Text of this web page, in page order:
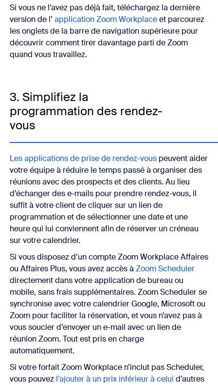
Si vous ne l’avez pas déjà fait, téléchargez la dernière
version de l’ application Zoom Workplaceet parcourez
les onglets de la barre de navigation supérieure pour
découvrir comment tirer davantage parti de Zoom
quand vous travaillez.
3. Simplifiez la
programmation des rendez-
vous
Les applications de prise de rendez-vous peuvent aider
votre équipe à réduire le temps passé à organiser des
réunions avec des prospects et des clients. Au lieu
d’échanger des e-mails pour prendre rendez-vous, il
suffit à votre client de cliquer sur un lien de
programmation et de sélectionner une date et une
heure qui lui conviennent afin de réserver un créneau
sur votre calendrier.
Si vous disposez d’un compte Zoom Workplace Affaires
ou Affaires Plus, vous avez accès à Zoom Scheduler
directement dans votre application de bureau ou
mobile, sans frais supplémentaires. Zoom Scheduler se
synchronise avec votre calendrier Google, Microsoft ou
Zoom pour faciliter la réservation, et vous n’avez pas à
vous soucier d’envoyer un e-mail avec un lien de
réunion Zoom. Tout est pris en charge
automatiquement.
Si votre forfait Zoom Workplace n’inclut pas Scheduler,
vous pouvez l’ajouter à un prix inférieur à celui d’autres